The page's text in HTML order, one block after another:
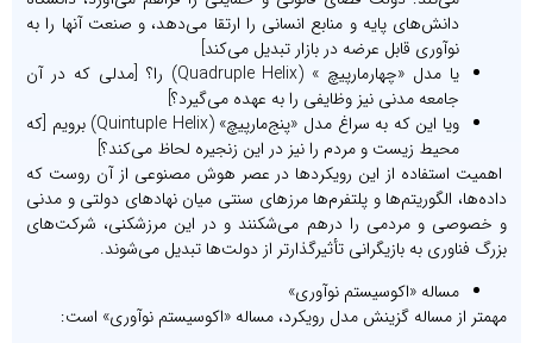
دانش‌های پایه و منابع انسانی را ارتقا می‌دهد، و صنعت آنها را به
نوآوری قابل عرضه در بازار تبدیل می‌کند]
یا مدل «چهار‌مارپیچ » (Quadruple Helix) را؟ [مدلی که در آن
جامعه مدنی نیز وظایفی را به عهده می‌گیرد؟]
ویا این که به سراغ مدل «پنج‌مارپیچ» (Quintuple Helix) برویم [که
محیط زیست و مردم را نیز در این زنجیره لحاظ می‌کند؟]
اهمیت استفاده از این رویکردها در عصر هوش مصنوعی از آن روست که
داده‌ها، الگوریتم‌ها و پلتفرم‌ها مرزهای سنتی میان نهادهای دولتی و مدنی
و خصوصی و مردمی‌ را درهم می‌شکنند و در این مرزشکنی، شرکت‌های
بزرگ فناوری به بازیگرانی تأثیرگذارتر از دولت‌ها تبدیل می‌شوند.
مساله «اکوسیستم نوآوری»
مهمتر از مساله گزینش مدل رویکرد، مساله «اکوسیستم نوآوری» است: